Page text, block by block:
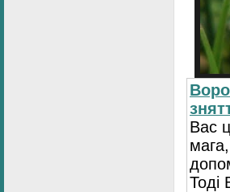
Вас
Тоді